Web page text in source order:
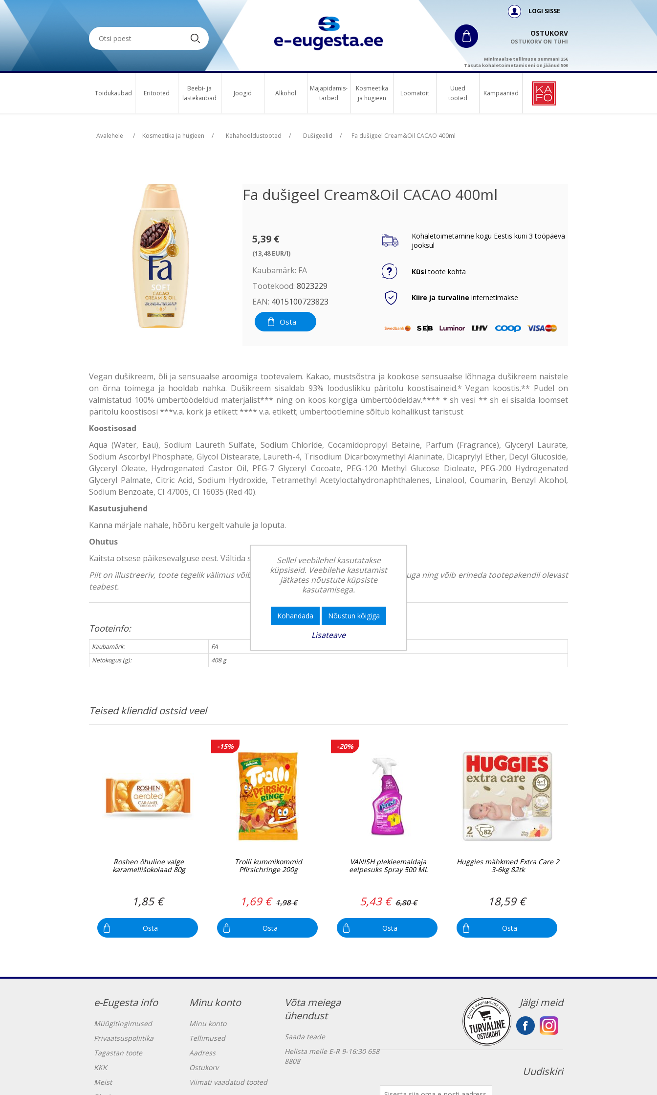
LOGI SISSE
OSTUKORV
OSTUKORV ON TÜHI
Minimaalse tellimuse summani 25€
Tasuta kohaletoimetamiseni on jäänud 50€
Toidukaubad Eritooted
Beebi- ja
lastekaubad
Joogid Alkohol
Majapidamis-
tarbed
Kosmeetika
ja hügieen
Loomatoit
Uued
tooted
Kampaaniad
Avalehele / Kosmeetika ja hügieen / Kehahooldustooted / Dušigeelid / Fa dušigeel Cream&Oil CACAO 400ml
Fa dušigeel Cream&Oil CACAO 400ml
5,39 €
(13,48 EUR/l)
Kaubamärk: FA
Tootekood: 8023229
EAN: 4015100723823
Osta
Kohaletoimetamine kogu Eestis kuni 3 tööpäeva
jooksul
Küsitoote kohta
Kiire ja turvaline internetimakse
Vegan dušikreem, õli ja sensuaalse aroomiga tootevalem. Kakao, mustsõstra ja kookose sensuaalse lõhnaga dušikreem naistele
on õrna toimega ja hooldab nahka. Dušikreem sisaldab 93% looduslikku päritolu koostisaineid.* Vegan koostis.** Pudel on
valmistatud 100% ümbertöödeldud materjalist*** ning on koos korgiga ümbertöödeldav.**** * sh vesi ** sh ei sisalda loomset
päritolu koostisosi ***v.a. kork ja etikett **** v.a. etikett; ümbertöötlemine sõltub kohalikust taristust
Koostisosad
Aqua (Water, Eau), Sodium Laureth Sulfate, Sodium Chloride, Cocamidopropyl Betaine, Parfum (Fragrance), Glyceryl Laurate,
Sodium Ascorbyl Phosphate, Glycol Distearate, Laureth-4, Trisodium Dicarboxymethyl Alaninate, Dicaprylyl Ether, Decyl Glucoside,
Glyceryl Oleate, Hydrogenated Castor Oil, PEG-7 Glyceryl Cocoate, PEG-120 Methyl Glucose Dioleate, PEG-200 Hydrogenated
Glyceryl Palmate, Citric Acid, Sodium Hydroxide, Tetramethyl Acetyloctahydronaphthalenes, Linalool, Coumarin, Benzyl Alcohol,
Sodium Benzoate, CI 47005, CI 16035 (Red 40).
Kasutusjuhend
Kanna märjale nahale, hõõru kergelt vahule ja loputa.
Ohutus
Kaitsta otsese päikesevalguse eest. Vältida silma sattumist.
Pilt on illustreeriv, toote tegelik välimus võib erineda. Tootekirjeldus on üldise iseloomuga ning võib erineda tootepakendil olevast
teabest.
Tooteinfo:
Kaubamärk:
FA
Netokogus (g):
408 g
Teised kliendid ostsid veel
Roshen õhuline valge
karamellišokolaad 80g
1,85 €
Osta
-15%
Trolli kummikommid
Pfirsichringe 200g
1,69 € 1,98 €
Osta
-20%
VANISH plekieemaldaja
eelpesuks Spray 500 ML
5,43 € 6,80 €
Osta
Huggies mähkmed Extra Care 2
3-6kg 82tk
18,59 €
Osta
e-Eugesta info
Müügitingimused
Privaatsuspoliitika
Tagastan toote
KKK
Meist
Minu konto
Minu konto
Tellimused
Aadress
Ostukorv
Viimati vaadatud tooted
Võta meiega
ühendust
Saada teade
Helista meile E-R 9-16:30 658
8808
Jälgi meid
Uudiskiri
Sellel veebilehel kasutatakse
küpsiseid. Veebilehe kasutamist
jätkates nõustute küpsiste
kasutamisega.
Kohandada Nõustun kõigiga
Lisateave